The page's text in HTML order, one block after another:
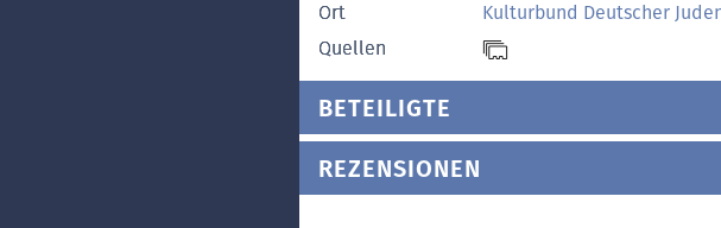
Ort
Kulturbund Deutscher
Quellen
BETEILIGTE
REZENSIONEN